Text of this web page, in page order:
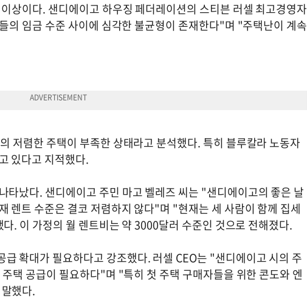
상이다. 샌디에이고 하우징 페더레이션의 스티븐 러셀 최고경영자
의 임금 수준 사이에 심각한 불균형이 존재한다"며 "주택난이 계속
저렴한 주택이 부족한 상태라고 분석했다. 특히 블루칼라 노동자
있다고 지적했다.
타났다. 샌디에이고 주민 마고 벨레즈 씨는 "샌디에이고의 좋은 날
렌트 수준은 결코 저렴하지 않다"며 "현재는 세 사람이 함께 집세
. 이 가정의 월 렌트비는 약 3000달러 수준인 것으로 전해졌다.
확대가 필요하다고 강조했다. 러셀 CEO는 "샌디에이고 시의 주
택 공급이 필요하다"며 "특히 첫 주택 구매자들을 위한 콘도와 엔
했다.